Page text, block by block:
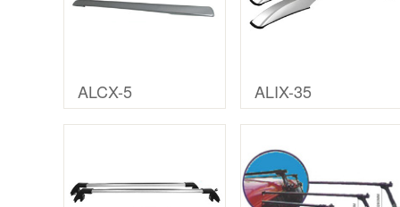
ALCX-5 ALIX-35